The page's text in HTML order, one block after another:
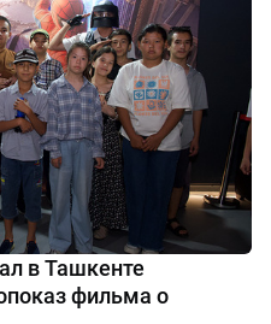
в Ташкенте
фильма о